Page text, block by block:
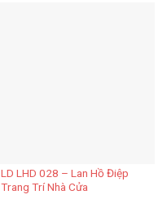
LD LHD 028 – Lan Hồ Điệp
Trang Trí Nhà Cửa